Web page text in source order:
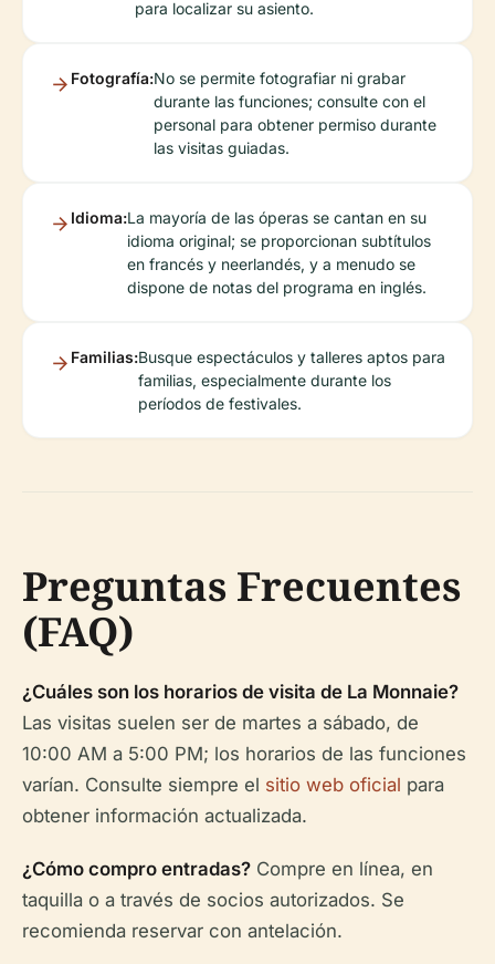
para localizar su asiento.
Fotografía:No se permite fotografiar ni grabar
durante las funciones; consulte con el
personal para obtener permiso durante
las visitas guiadas.
Idioma:La mayoría de las óperas se cantan en su
idioma original; se proporcionan subtítulos
en francés y neerlandés, y a menudo se
dispone de notas del programa en inglés.
Familias:Busque espectáculos y talleres aptos para
familias, especialmente durante los
períodos de festivales.
Preguntas Frecuentes
(FAQ)
¿Cuáles son los horarios de visita de La Monnaie?
Las visitas suelen ser de martes a sábado, de
10:00 AM a 5:00 PM; los horarios de las funciones
varían. Consulte siempre el sitio web oficial para
obtener información actualizada.
¿Cómo compro entradas? Compre en línea, en
taquilla o a través de socios autorizados. Se
recomienda reservar con antelación.